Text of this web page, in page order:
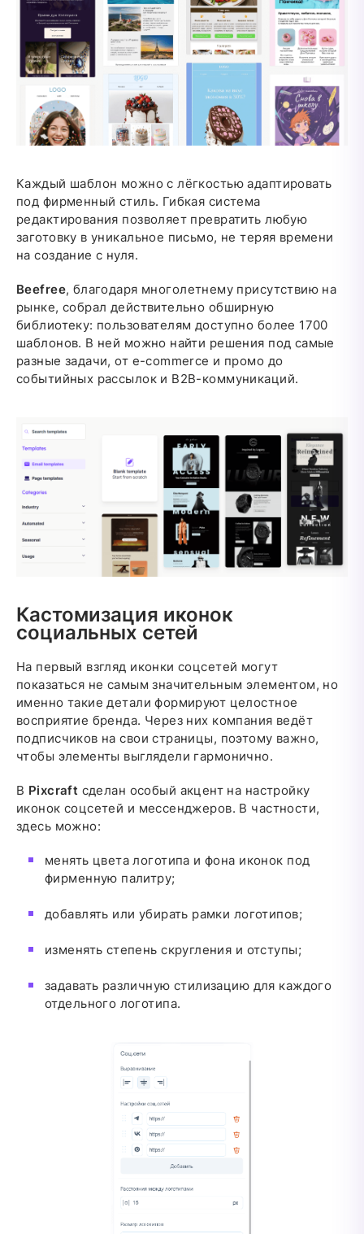
Каждый шаблон можно с лёгкостью адаптировать
под фирменный стиль. Гибкая система
редактирования позволяет превратить любую
заготовку в уникальное письмо, не теряя времени
на создание с нуля.
Beefree, благодаря многолетнему присутствию на
рынке, собрал действительно обширную
библиотеку: пользователям доступно более 1700
шаблонов. В ней можно найти решения под самые
разные задачи, от e-commerce и промо до
событийных рассылок и B2B-коммуникаций.
Кастомизация иконок
социальных сетей
На первый взгляд иконки соцсетей могут
показаться не самым значительным элементом, но
именно такие детали формируют целостное
восприятие бренда. Через них компания ведёт
подписчиков на свои страницы, поэтому важно,
чтобы элементы выглядели гармонично.
В Pixcraft сделан особый акцент на настройку
иконок соцсетей и мессенджеров. В частности,
здесь можно:
менять цвета логотипа и фона иконок под
фирменную палитру;
добавлять или убирать рамки логотипов;
изменять степень скругления и отступы;
задавать различную стилизацию для каждого
отдельного логотипа.